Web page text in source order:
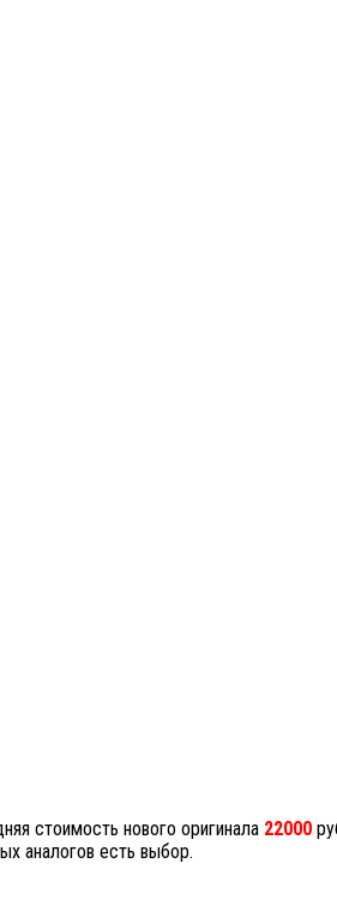
стоимость нового оригинала 22000
аналогов есть выбор.